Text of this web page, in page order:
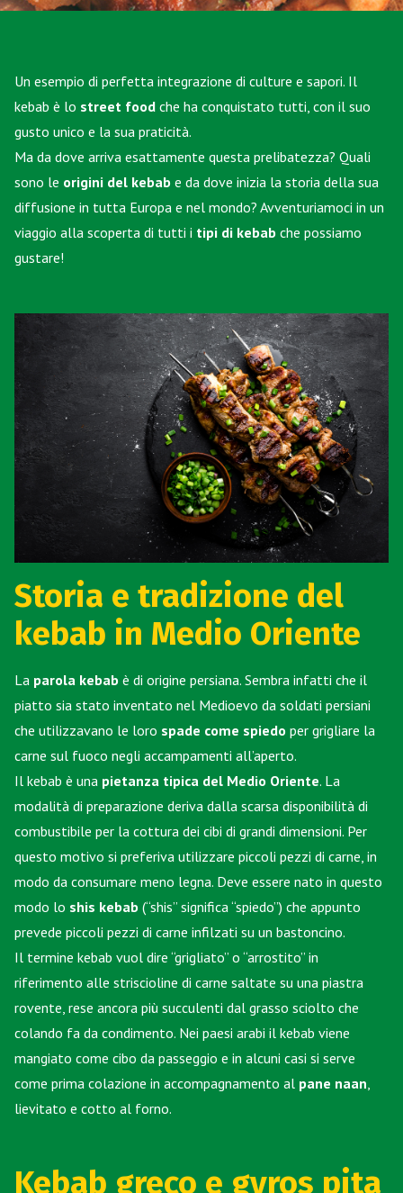
Un esempio di perfetta integrazione di culture e sapori. Il
kebab è lo street food che ha conquistato tutti, con il suo
gusto unico e la sua praticità.
Ma da dove arriva esattamente questa prelibatezza? Quali
sono le origini del kebab e da dove inizia la storia della sua
diffusione in tutta Europa e nel mondo? Avventuriamoci in un
viaggio alla scoperta di tutti i tipi di kebab che possiamo
gustare!
Storia e tradizione del
kebab in Medio Oriente
La parola kebab è di origine persiana. Sembra infatti che il
piatto sia stato inventato nel Medioevo da soldati persiani
che utilizzavano le loro spade come spiedo per grigliare la
carne sul fuoco negli accampamenti all’aperto.
Il kebab è una pietanza tipica del Medio Oriente. La
modalità di preparazione deriva dalla scarsa disponibilità di
combustibile per la cottura dei cibi di grandi dimensioni. Per
questo motivo si preferiva utilizzare piccoli pezzi di carne, in
modo da consumare meno legna. Deve essere nato in questo
modo lo shis kebab (“shis” significa “spiedo”) che appunto
prevede piccoli pezzi di carne infilzati su un bastoncino.
Il termine kebab vuol dire “grigliato” o “arrostito” in
riferimento alle striscioline di carne saltate su una piastra
rovente, rese ancora più succulenti dal grasso sciolto che
colando fa da condimento. Nei paesi arabi il kebab viene
mangiato come cibo da passeggio e in alcuni casi si serve
come prima colazione in accompagnamento al pane naan,
lievitato e cotto al forno.
Kebab greco e gyros pita